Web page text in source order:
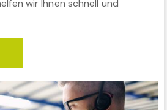
wir Ihnen schnell und